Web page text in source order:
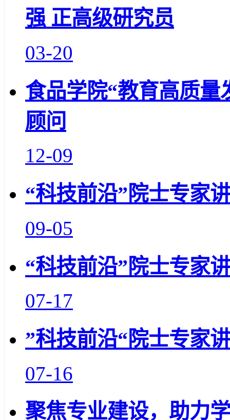
强 正高级研究员
03-20
食品学院“教育高质量
顾问
12-09
“科技前沿”院士专家
09-05
“科技前沿”院士专家
07-17
”科技前沿“院士专家
07-16
聚焦专业建设，助力